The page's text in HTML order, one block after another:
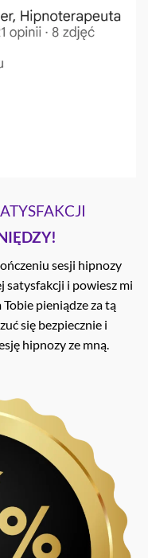
sesji hipnozy
satysfakcji i powiesz mi
pieniądze za tą
się bezpiecznie i
hipnozy ze mną.